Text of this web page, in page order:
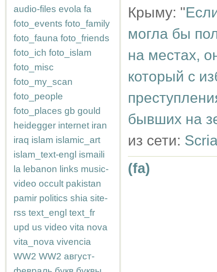
audio-files evola fa
foto_events foto_family
foto_fauna foto_friends
foto_ich foto_islam
foto_misc
foto_my_scan
foto_people
foto_places gb gould
heidegger internet iran
iraq islam islamic_art
islam_text-engl ismaili
la lebanon links music-
video occult pakistan
pamir politics shia site-
rss text_engl text_fr
upd us video vita nova
vita_nova vivencia
WW2 WW2 август-
Крыму: "
могла бы
на местах,
который с
бывших на
из сети:
(fa)